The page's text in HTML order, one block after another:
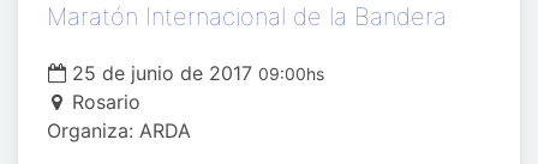
Maratón Internacional de la Bandera
25 de junio de 2017 09:00hs
Rosario
Organiza: ARDA